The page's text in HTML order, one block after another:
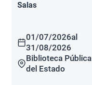
Salas
01/07/2026al
31/08/2026
Biblioteca Pública
del Estado